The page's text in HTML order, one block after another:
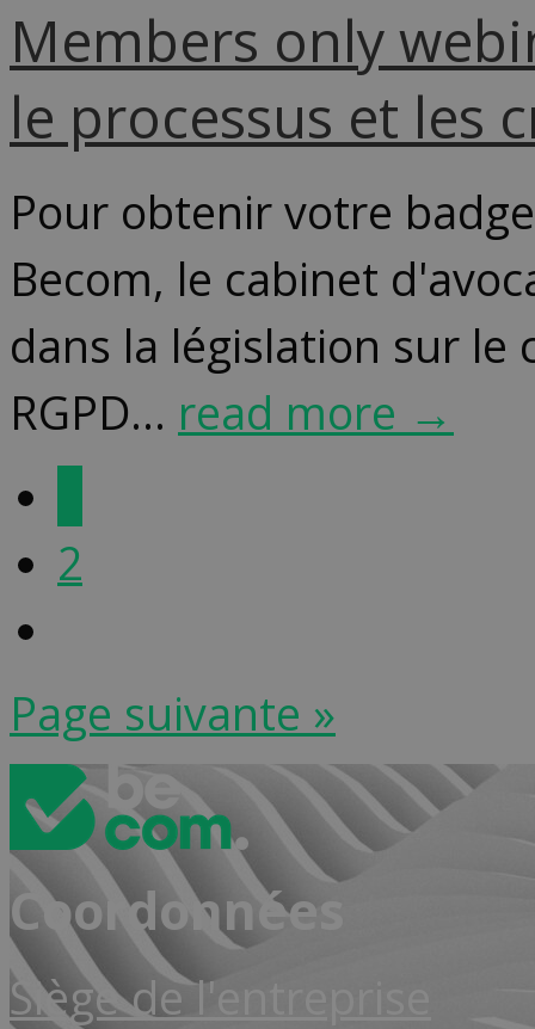
Members only
le processus et les
Pour obtenir votre
Becom, le cabinet
dans la législation sur le
RGPD... read more →
2
Page suivante »
Coordonnées
Siège de l'entreprise